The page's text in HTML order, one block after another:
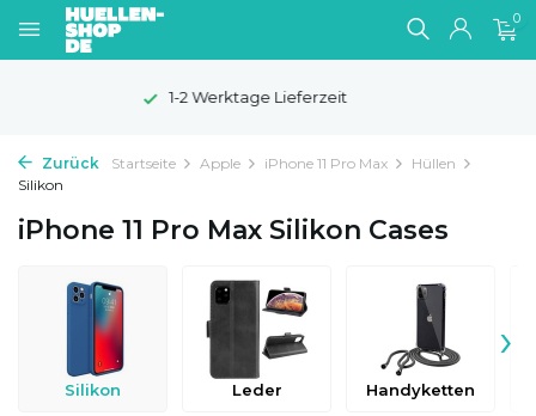
0
100 Tage Widerrufsrecht
Zurück Startseite Apple iPhone 11 Pro Max
Hüllen
Silikon
iPhone 11 Pro Max Silikon Cases
Silikon Leder Handyketten
›